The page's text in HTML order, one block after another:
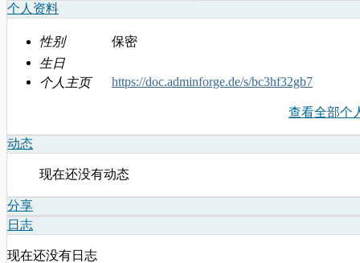
个人资料
性别
保密
生日
个人主页
https://doc.adminforge.de/s/bc3hf32gb7
查看全部个
动态
现在还没有动态
分享
日志
现在还没有日志